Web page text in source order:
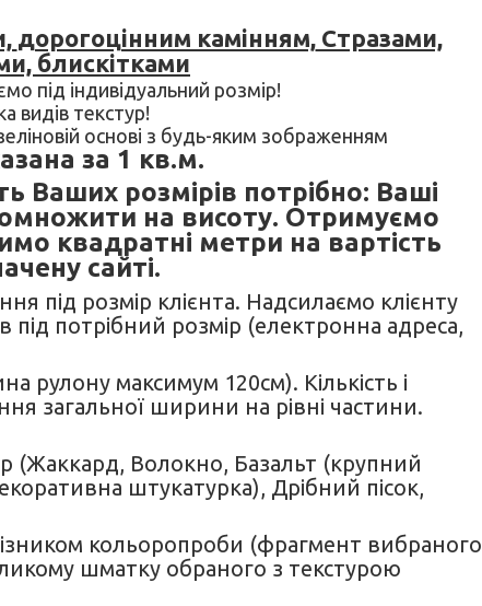
дорогоцінним камінням,Стразами,
блискітками
під індивідуальний розмір!
видів текстур!
основі з будь-яким зображенням
за 1 кв.м.
Ваших розмірів потрібно: Ваші
на висоту. Отримуємо
квадратні метри на вартість
сайті.
під розмір клієнта. Надсилаємо клієнту
під потрібний розмір (електронна адреса,
рулону максимум 120см). Кількість і
загальної ширини на рівні частини.
(Жаккард, Волокно, Базальт (крупний
штукатурка), Дрібний пісок,
кольоропроби (фрагмент вибраного
шматку обраного з текстурою